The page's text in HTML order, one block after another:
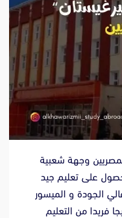
وجهة شعبية
على تعليم جيد
الجودة و الميسور
فريدا من التعليم